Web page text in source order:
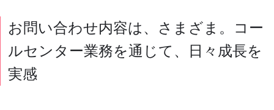
お問い合わせ内容は、さまざま。コー
ルセンター業務を通じて、日々成長を
実感